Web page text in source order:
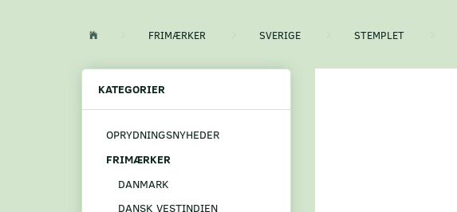
FRIMÆRKER SVERIGE STEMPLET
KATEGORIER
OPRYDNINGSNYHEDER
FRIMÆRKER
DANMARK
DANSK VESTINDIEN